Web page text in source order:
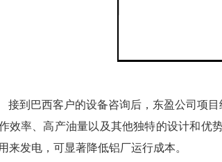
接到巴西客户的设备咨询后，东盈公司项
效率、高产油量以及其他独特的设计和优
来发电，可显著降低铝厂运行成本。